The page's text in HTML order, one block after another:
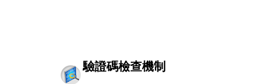
驗證碼檢查機制